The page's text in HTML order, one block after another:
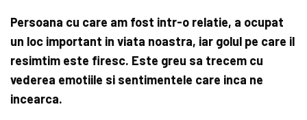
Persoana cu care am fost intr-o relatie, a ocupat
un loc important in viata noastra, iar golul pe care il
resimtim este firesc. Este greu sa trecem cu
vederea emotiile si sentimentele care inca ne
incearca.